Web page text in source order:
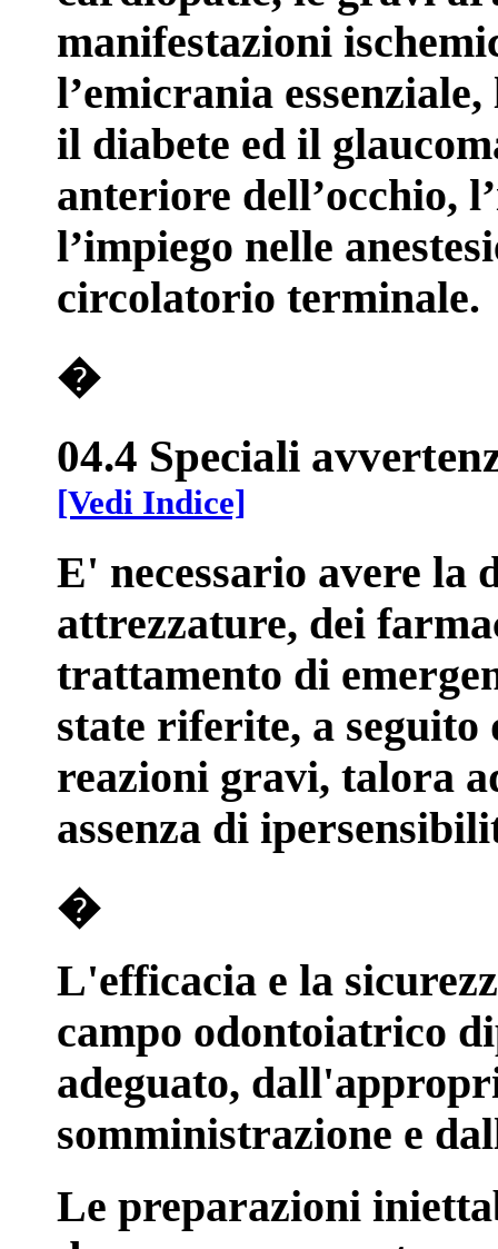
manifestazioni
l’emicrania
il diabete ed il
anteriore dell’occhio,
l’impiego nelle
circolatorio terminale.
�
04.4 Speciali
[Vedi Indice]
E' necessario avere la
attrezzature, dei
trattamento di
state riferite, a
reazioni gravi, talora
assenza di
�
L'efficacia e la
campo odontoiatrico
adeguato,
somministrazione e
Le preparazioni